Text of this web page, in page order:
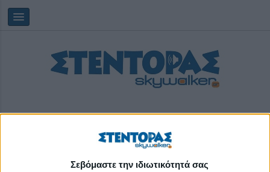
Σεβόμαστε την ιδιωτικότητά σας